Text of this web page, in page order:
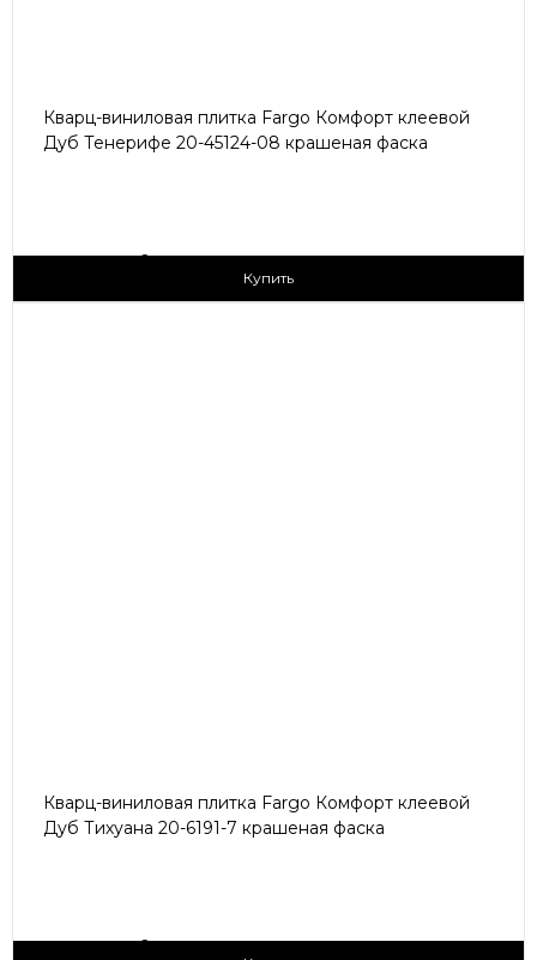
Кварц-виниловая плитка Fargo Комфорт клеевой
Дуб Тенерифе 20-45124-08 крашеная фаска
2
Купить
Кварц-виниловая плитка Fargo Комфорт клеевой
Дуб Тихуана 20-6191-7 крашеная фаска
2